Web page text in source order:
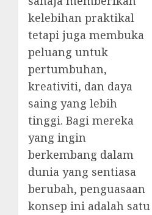
kelebihan praktikal
tetapi juga membuka
peluang untuk
pertumbuhan,
kreativiti, dan daya
saing yang lebih
tinggi. Bagi mereka
yang ingin
berkembang dalam
dunia yang sentiasa
berubah, penguasaan
konsep ini adalah satu